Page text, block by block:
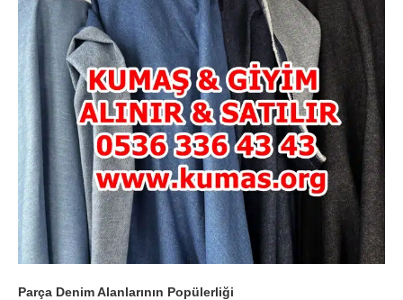
Parça Denim Alanlarının Popülerliği